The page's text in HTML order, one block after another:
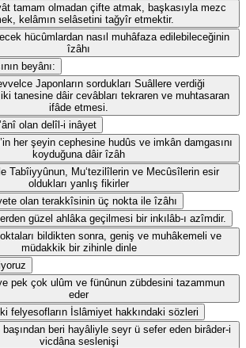
tamam olmadan çifte atmak, başkasıyla mezc
kelâmın selâsetini tağyîr etmektir.
hücûmlardan nasıl muhâfaza edilebileceğinin
îzâhı
beyânı:
Japonların sordukları Suâllere verdiği
tanesine dâir cevâbları tekraren ve muhtasaran
ifâde etmesi.
olan delîl-i inâyet
her şeyin cephesine hudûs ve imkân damgasını
koyduğuna dâir îzâh
Tabîiyyûnun, Mu‘tezilîlerin ve Mecûsîlerin esir
oldukları yanlış fikirler
olan terakkîsinin üç nokta ile îzâhı
güzel ahlâka geçilmesi bir inkılâb-ı azîmdir.
bildikten sonra, geniş ve muhâkemeli ve
müdakkik bir zihinle dinle
pek çok ulûm ve fünûnun zübdesini tazammun
eder
felyesofların İslâmiyet hakkındaki sözleri
başından beri hayâliyle seyr ü sefer eden birâder-i
vicdâna seslenişi